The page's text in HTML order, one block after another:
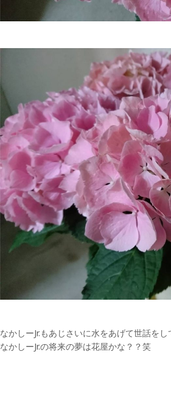
なかしーJr.もあじさいに水をあげて世話を
なかしーJr.の将来の夢は花屋かな？？笑